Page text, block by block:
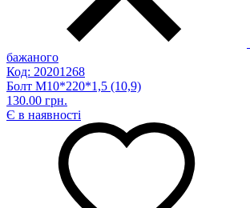
бажаного
Код: 20201268
Болт М10*220*1,5 (10,9)
130.00 грн.
Є в наявності